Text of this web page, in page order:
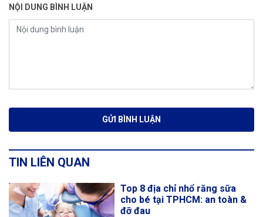
NỘI DUNG BÌNH LUẬN
TIN LIÊN QUAN
Top 8 địa chỉ nhổ răng sữa
cho bé tại TPHCM: an toàn &
đỡ đau